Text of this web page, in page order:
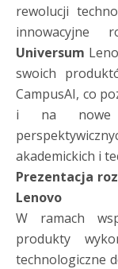
rewolucji
innowacyjne
Universum
swoich
CampusAI, co
i na nowe
akademickich i
Prezentacja
Lenovo
W ramach
produkty
technologiczne